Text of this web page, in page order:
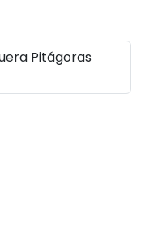
Pitágoras